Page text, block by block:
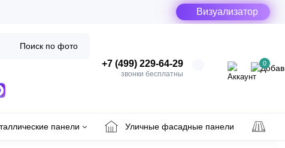
Визуализатор
+7 (499) 229-64-29
звонки бесплатны
0
Поиск по фото
панели Уличные фасадные панели